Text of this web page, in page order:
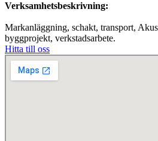
Verksamhetsbeskrivning:
Markanläggning, schakt, transport,
byggprojekt, verkstadsarbete.
Hitta till oss